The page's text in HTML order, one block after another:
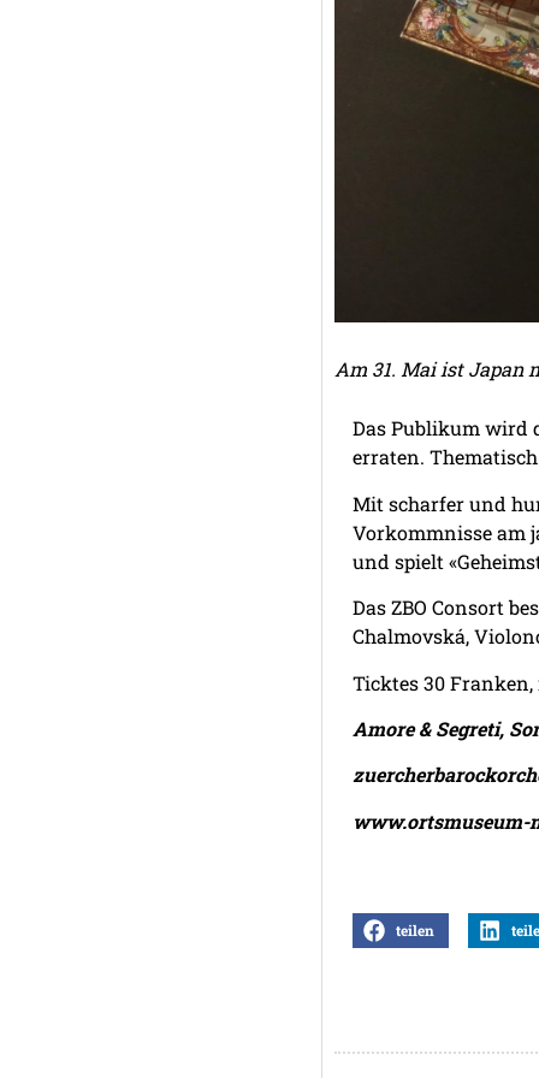
Am 31. Mai ist Japan
Das Publikum wird
erraten.
Mit scharfer und
Vorkommnisse am
und spielt
Das ZBO Consort
Chalmovská,
Ticktes 30 Franken,
Amore & Segreti,
www.ortsmuseum-
teilen